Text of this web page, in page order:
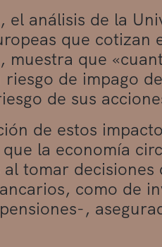
el análisis de la
que
muestra que
riesgo de impago
de sus
de estos
la economía
al tomar
como de
,